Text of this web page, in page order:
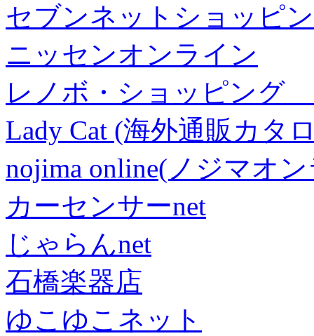
セブンネットショッピ
ニッセンオンライン
レノボ・ショッピング
Lady Cat (海外通販カタ
nojima online(ノジマオ
カーセンサーnet
じゃらんnet
石橋楽器店
ゆこゆこネット